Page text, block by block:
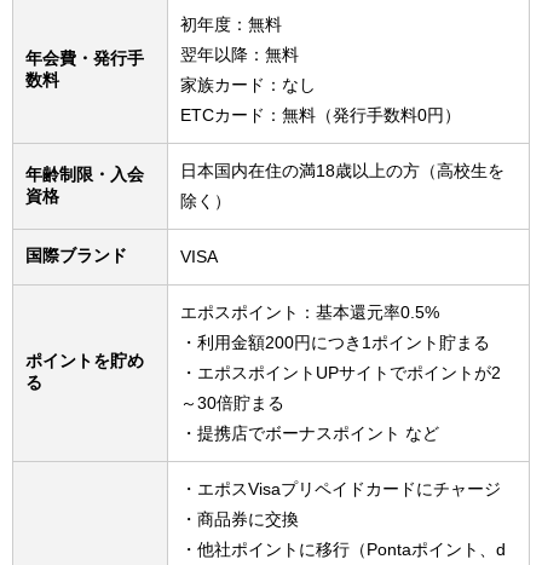
年会費・発行手
数料
初年度：無料
翌年以降：無料
家族カード：なし
ETCカード：無料（発行手数料0円）
年齢制限・入会
資格
日本国内在住の満18歳以上の方（高校生を
除く）
国際ブランド VISA
ポイントを貯め
る
エポスポイント：基本還元率0.5%
・利用金額200円につき1ポイント貯まる
・エポスポイントUPサイトでポイントが2
～30倍貯まる
・提携店でボーナスポイント など
・エポスVisaプリペイドカードにチャージ
・商品券に交換
・他社ポイントに移行（Pontaポイント、d